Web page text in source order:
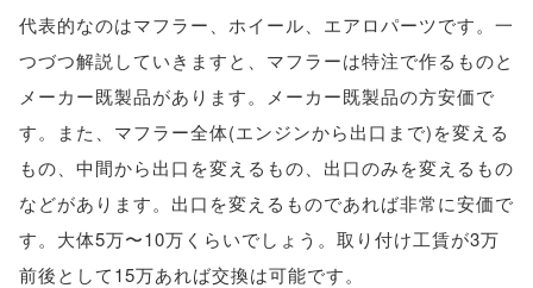
代表的なのはマフラー、ホイール、エアロパーツです。一
つづつ解説していきますと、マフラーは特注で作るものと
メーカー既製品があります。メーカー既製品の方安価で
す。また、マフラー全体(エンジンから出口まで)を変える
もの、中間から出口を変えるもの、出口のみを変えるもの
などがあります。出口を変えるものであれば非常に安価で
す。大体5万〜10万くらいでしょう。取り付け工賃が3万
前後として15万あれば交換は可能です。